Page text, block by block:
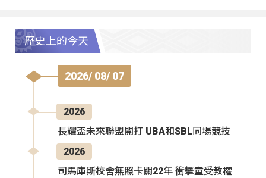
歷史上的今天
2026/ 08/ 07
2026
長耀盃未來聯盟開打 UBA和SBL同場競技
2026
司馬庫斯校舍無照卡關22年 衝擊童受教權